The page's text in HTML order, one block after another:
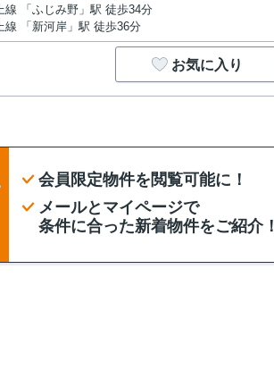
線 「ふじみ野」駅 徒歩34分
線 「新河岸」駅 徒歩36分
お気に入り
会員限定物件を閲覧可能に！
メールとマイページで
条件に合った新着物件をご紹介！